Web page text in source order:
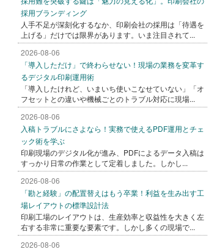
採用ブランディング
人手不足が深刻化するなか、印刷会社の採用は「待遇を
上げる」だけでは限界があります。いま注目されて...
2026-08-06
「導入しただけ」で終わらせない！現場の業務を変革す
るデジタル印刷運用術
「導入したけれど、いまいち使いこなせていない」「オ
フセットとの違いや機械ごとのトラブル対応に現場...
2026-08-06
入稿トラブルにさよなら！実務で使えるPDF運用とチェ
ック術を学ぶ
印刷現場のデジタル化が進み、PDFによるデータ入稿は
すっかり日常の作業として定着しました。しかし...
2026-08-06
「勘と経験」の配置替えはもう卒業！利益を生み出す工
場レイアウトの標準設計法
印刷工場のレイアウトは、生産効率と収益性を大きく左
右する非常に重要な要素です。しかし多くの現場で...
2026-08-06